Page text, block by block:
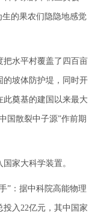
的果农们隐隐地感觉
水平村覆盖了四百亩
的坡体防护堤，同时开
此奠基的建国以来最大
国散裂中子源”作前期
家大科学装置。
：据中科院高能物理
入22亿元，其中国家